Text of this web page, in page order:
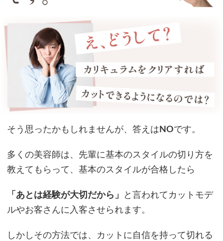
そう思ったかもしれませんが、答えは NOです。
多くの美容師は、先輩に基本のスタイルの切り方を
教えてもらって、基本のスタイルが合格したら
「あとは経験が大切だから」
と言われてカットモデ
ルやお客さんに入客させられます。
しかしその方法では、カットに自信を持って切れる